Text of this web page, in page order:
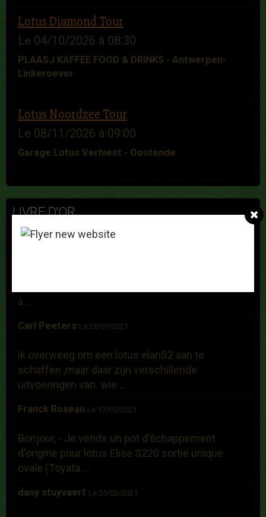
Lotus Diamond Tour
Le 04/10/2026 à 08:30
PLAASJ KAFFEE FOOD & DRINKS - Antwerpen-
Linkeroever
Lotus Noordzee Tour
Le 08/11/2026 à 09:00
Garage Lotus Verhiest - Oostende
LIVRE D'OR
Franz Nys
à ...
Carl Peeters Le 23/07/2021
ik overweeg om een lotus elanS2 aan te
schaffen ,maar daar zijn verschillende
uitvoeringen van. wie ...
Franck Roseau Le 17/05/2021
Bonjour, - Je vends un pot d'échappement
d'origine pour lotus Elise S220 sortie unique
ovale (Toyata ...
dany stuyvaert Le 25/03/2021